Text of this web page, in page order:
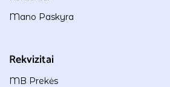
Mano Paskyra
Rekvizitai
MB Prekės